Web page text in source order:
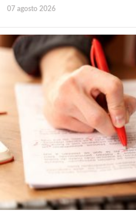
07 agosto 2026